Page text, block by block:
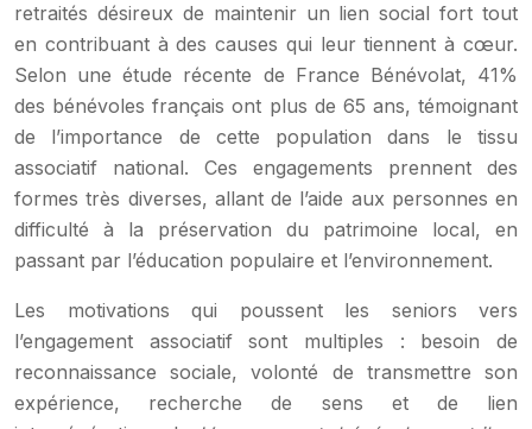
retraités désireux de maintenir un lien social fort tout
en contribuant à des causes qui leur tiennent à cœur.
Selon une étude récente de France Bénévolat, 41%
des bénévoles français ont plus de 65 ans, témoignant
de l’importance de cette population dans le tissu
associatif national. Ces engagements prennent des
formes très diverses, allant de l’aide aux personnes en
difficulté à la préservation du patrimoine local, en
passant par l’éducation populaire et l’environnement.
Les motivations qui poussent les seniors vers
l’engagement associatif sont multiples : besoin de
reconnaissance sociale, volonté de transmettre son
expérience, recherche de sens et de lien